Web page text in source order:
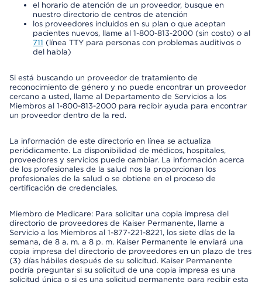
el horario de atención de un proveedor, busque en
nuestro directorio de centros de atención
los proveedores incluidos en su plan o que aceptan
pacientes nuevos, llame al 1-800-813-2000 (sin costo) o al
711 (línea TTY para personas con problemas auditivos o
del habla)
Si está buscando un proveedor de tratamiento de
reconocimiento de género y no puede encontrar un proveedor
cercano a usted, llame al Departamento de Servicios a los
Miembros al 1-800-813-2000 para recibir ayuda para encontrar
un proveedor dentro de la red.
La información de este directorio en línea se actualiza
periódicamente. La disponibilidad de médicos, hospitales,
proveedores y servicios puede cambiar. La información acerca
de los profesionales de la salud nos la proporcionan los
profesionales de la salud o se obtiene en el proceso de
certificación de credenciales.
Miembro de Medicare: Para solicitar una copia impresa del
directorio de proveedores de Kaiser Permanente, llame a
Servicio a los Miembros al 1-877-221-8221, los siete días de la
semana, de 8 a. m. a 8 p. m. Kaiser Permanente le enviará una
copia impresa del directorio de proveedores en un plazo de tres
(3) días hábiles después de su solicitud. Kaiser Permanente
podría preguntar si su solicitud de una copia impresa es una
solicitud única o si es una solicitud permanente para recibir esta